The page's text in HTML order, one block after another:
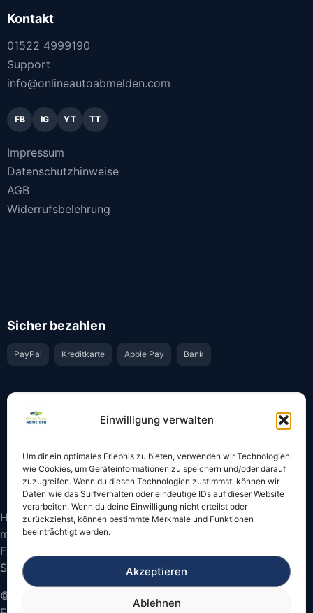
Einwilligung verwalten
Um dir ein optimales Erlebnis zu bieten, verwenden wir Technologien
wie Cookies, um Geräteinformationen zu speichern und/oder darauf
zuzugreifen. Wenn du diesen Technologien zustimmst, können wir
Daten wie das Surfverhalten oder eindeutige IDs auf dieser Website
verarbeiten. Wenn du deine Einwilligung nicht erteilst oder
zurückziehst, können bestimmte Merkmale und Funktionen
beeinträchtigt werden.
Akzeptieren
Ablehnen
Kontakt
01522 4999190
Support
info@onlineautoabmelden.com
FB IG YT TT
Impressum
Datenschutzhinweise
AGB
Widerrufsbelehrung
Sicher bezahlen
PayPal Kreditkarte Apple Pay Bank
Bestätigung per E-Mail Support per WhatsApp
Hinweis: Die Online-Abmeldung ist nicht in allen Fällen
möglich. Bitte prüfen Sie vor dem Start, ob
Fahrzeugschein und Kennzeichen onlinefähige
Sicherheitscodes besitzen.
© 2026 Online Auto Abmelden – Bundesweite